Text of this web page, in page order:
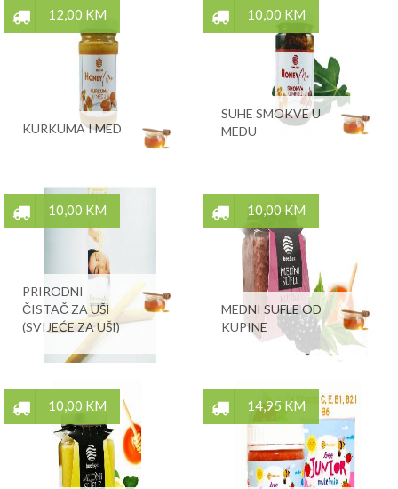
12,00 KM
KURKUMA I MED
10,00 KM
SUHE SMOKVE U
MEDU
10,00 KM
PRIRODNI
ČISTAČ ZA UŠI
(SVIJEĆE ZA UŠI)
10,00 KM
MEDNI SUFLE OD
KUPINE
10,00 KM 14,95 KM